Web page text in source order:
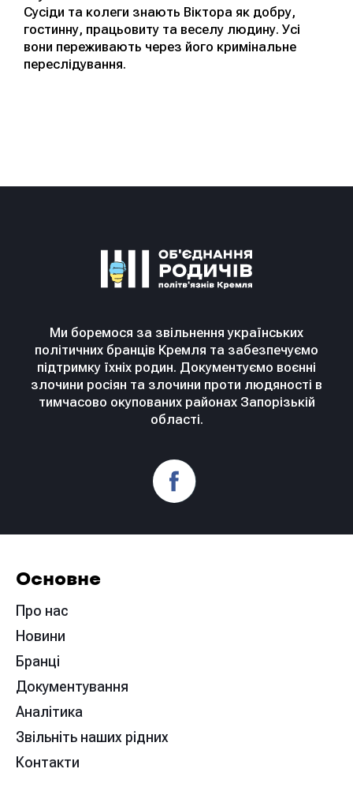
Сусіди та колеги знають Віктора як добру,
гостинну, працьовиту та веселу людину. Усі
вони переживають через його кримінальне
переслідування.
Ми боремося за звільнення українських
політичних бранців Кремля та забезпечуємо
підтримку їхніх родин. Документуємо воєнні
злочини росіян та злочини проти людяності в
тимчасово окупованих районах Запорізькій
області.
Основне
Про нас
Новини
Бранці
Документування
Аналітика
Звільніть наших рідних
Контакти